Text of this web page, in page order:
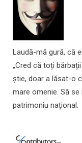
Laudă-mă gură, că
„Cred că toți
știe, doar a lăsat-o
mare omenie. Să
patrimoniu național.